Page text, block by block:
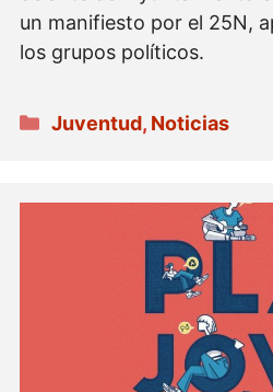
un manifiesto por el 25N,
los grupos políticos.
Categorías
Juventud, Noticias